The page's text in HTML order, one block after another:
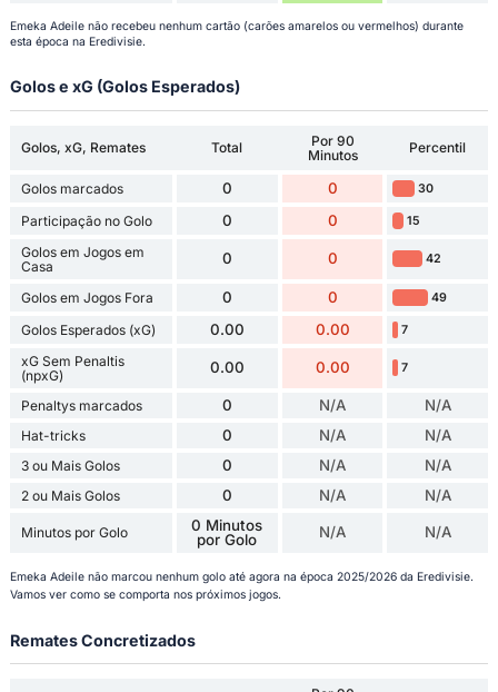
Emeka Adeile não recebeu nenhum cartão (carões amarelos ou vermelhos) durante
esta época na Eredivisie.
Golos e xG (Golos Esperados)
Golos, xG, Remates Total
Por 90
Minutos
Percentil
Golos marcados 0 0 30
Participação no Golo 0 0 15
Golos em Jogos em
Casa
0 0 42
Golos em Jogos Fora 0 0 49
Golos Esperados (xG) 0.00 0.00 7
xG Sem Penaltis
(npxG)
0.00 0.00 7
Penaltys marcados 0 N/A N/A
Hat-tricks 0 N/A N/A
3 ou Mais Golos 0 N/A N/A
2 ou Mais Golos 0 N/A N/A
Minutos por Golo
0 Minutos
por Golo
N/A N/A
Emeka Adeile não marcou nenhum golo até agora na época 2025/2026 da Eredivisie.
Vamos ver como se comporta nos próximos jogos.
Remates Concretizados